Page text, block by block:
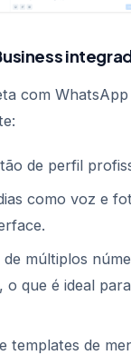
com WhatsApp
de perfil
como voz e
múltiplos
o que é ideal
templates de